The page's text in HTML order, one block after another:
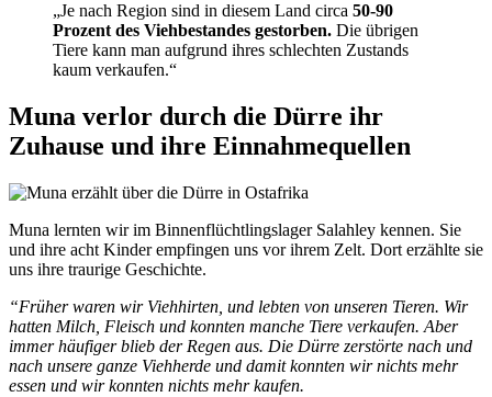
„Je nach Region sind in diesem Land circa 50-90
Prozent des Viehbestandes gestorben. Die übrigen
Tiere kann man aufgrund ihres schlechten Zustands
kaum verkaufen.“
Muna verlor durch die Dürre ihr
Zuhause und ihre Einnahmequellen
Muna lernten wir im Binnenflüchtlingslager Salahley kennen. Sie
und ihre acht Kinder empfingen uns vor ihrem Zelt. Dort erzählte sie
uns ihre traurige Geschichte.
“Früher waren wir Viehhirten, und lebten von unseren Tieren. Wir
hatten Milch, Fleisch und konnten manche Tiere verkaufen. Aber
immer häufiger blieb der Regen aus. Die Dürre zerstörte nach und
nach unsere ganze Viehherde und damit konnten wir nichts mehr
essen und wir konnten nichts mehr kaufen.